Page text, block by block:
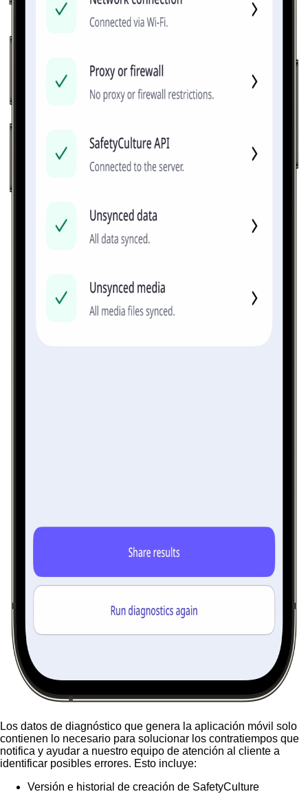
Los datos de diagnóstico que genera la aplicación móvil solo
contienen lo necesario para solucionar los contratiempos que
notifica y ayudar a nuestro equipo de atención al cliente a
identificar posibles errores. Esto incluye:
Versión e historial de creación de SafetyCulture